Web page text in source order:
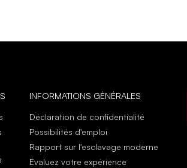
INFORMATIONS GÉNÉRALES
Déclaration de confidentialité
Possibilités d'emploi
Rapport sur l'esclavage moderne
Évaluez votre expérience